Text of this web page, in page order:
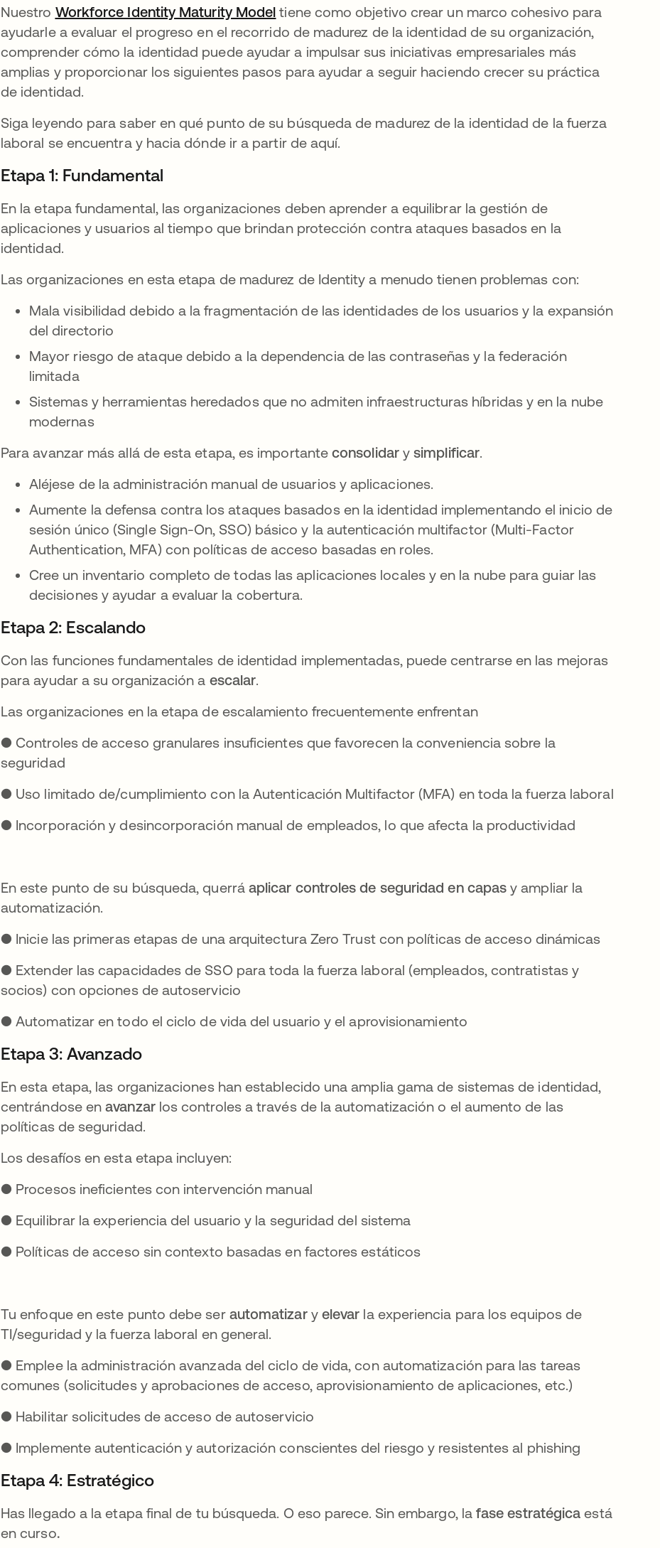
Nuestro Workforce Identity Maturity Model se abre en una pestaña nueva
tiene como objetivo crear un marco cohesivo para
ayudarle a evaluar el progreso en el recorrido de madurez de la identidad de su organización,
comprender cómo la identidad puede ayudar a impulsar sus iniciativas empresariales más
amplias y proporcionar los siguientes pasos para ayudar a seguir haciendo crecer su práctica
de identidad.
Siga leyendo para saber en qué punto de su búsqueda de madurez de la identidad de la fuerza
laboral se encuentra y hacia dónde ir a partir de aquí.
Etapa 1: Fundamental
En la etapa fundamental, las organizaciones deben aprender a equilibrar la gestión de
aplicaciones y usuarios al tiempo que brindan protección contra ataques basados en la
identidad.
Las organizaciones en esta etapa de madurez de Identity a menudo tienen problemas con:
Mala visibilidad debido a la fragmentación de las identidades de los usuarios y la expansión
del directorio
Mayor riesgo de ataque debido a la dependencia de las contraseñas y la federación
limitada
Sistemas y herramientas heredados que no admiten infraestructuras híbridas y en la nube
modernas
Para avanzar más allá de esta etapa, es importanteconsolidarysimplificar.
Aléjese de la administración manual de usuarios y aplicaciones.
Aumente la defensa contra los ataques basados en la identidad implementando el inicio de
sesión único (Single Sign-On, SSO) básico y la autenticación multifactor (Multi-Factor
Authentication, MFA) con políticas de acceso basadas en roles.
Cree un inventario completo de todas las aplicaciones locales y en la nube para guiar las
decisiones y ayudar a evaluar la cobertura.
Etapa 2: Escalando
Con las funciones fundamentales de identidad implementadas, puede centrarse en las mejoras
para ayudar a su organización a escalar.
Las organizaciones en la etapa de escalamiento frecuentemente enfrentan
● Controles de acceso granulares insuficientes que favorecen la conveniencia sobre la
seguridad
● Uso limitado de/cumplimiento con la Autenticación Multifactor (MFA) en toda la fuerza laboral
● Incorporación y desincorporación manual de empleados, lo que afecta la productividad
En este punto de su búsqueda, querrá aplicar controles de seguridad en capasy ampliar la
automatización.
● Inicie las primeras etapas de una arquitectura Zero Trust con políticas de acceso dinámicas
● Extender las capacidades de SSO para toda la fuerza laboral (empleados, contratistas y
socios) con opciones de autoservicio
● Automatizar en todo el ciclo de vida del usuario y el aprovisionamiento
Etapa 3: Avanzado
En esta etapa, las organizaciones han establecido una amplia gama de sistemas de identidad,
centrándose enavanzarlos controles a través de la automatización o el aumento de las
políticas de seguridad.
Los desafíos en esta etapa incluyen:
● Procesos ineficientes con intervención manual
● Equilibrar la experiencia del usuario y la seguridad del sistema
● Políticas de acceso sin contexto basadas en factores estáticos
Tu enfoque en este punto debe ser automatizary elevar la experiencia para los equipos de
TI/seguridad y la fuerza laboral en general.
● Emplee la administración avanzada del ciclo de vida, con automatización para las tareas
comunes (solicitudes y aprobaciones de acceso, aprovisionamiento de aplicaciones, etc.)
● Habilitar solicitudes de acceso de autoservicio
● Implemente autenticación y autorización conscientes del riesgo y resistentes al phishing
Etapa 4: Estratégico
Has llegado a la etapa final de tu búsqueda. O eso parece. Sin embargo, la fase estratégicaestá
en curso.